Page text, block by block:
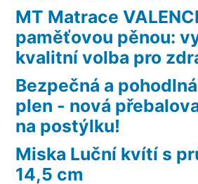
MT Matrace
paměťovou pěnou:
kvalitní volba pro
Bezpečná a
plen - nová
na postýlku!
Miska Luční kvítí s
14,5 cm